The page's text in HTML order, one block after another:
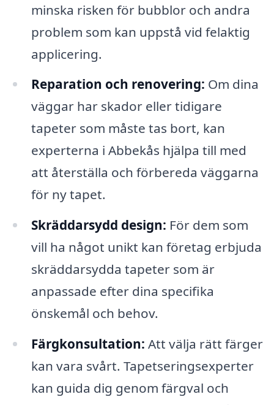
minska risken för bubblor och andra
problem som kan uppstå vid felaktig
applicering.
Reparation och renovering: Om dina
väggar har skador eller tidigare
tapeter som måste tas bort, kan
experterna i Abbekås hjälpa till med
att återställa och förbereda väggarna
för ny tapet.
Skräddarsydd design: För dem som
vill ha något unikt kan företag erbjuda
skräddarsydda tapeter som är
anpassade efter dina specifika
önskemål och behov.
Färgkonsultation: Att välja rätt färger
kan vara svårt. Tapetseringsexperter
kan guida dig genom färgval och